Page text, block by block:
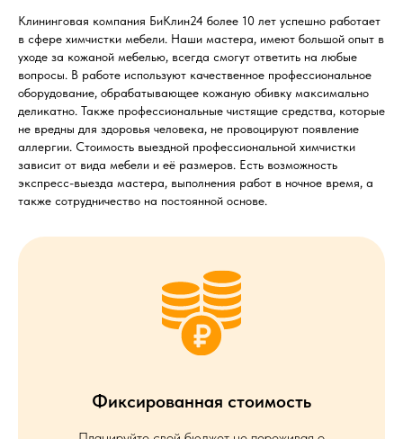
Клининговая компания БиКлин24 более 10 лет успешно работает
в сфере химчистки мебели. Наши мастера, имеют большой опыт в
уходе за кожаной мебелью, всегда смогут ответить на любые
вопросы. В работе используют качественное профессиональное
оборудование, обрабатывающее кожаную обивку максимально
деликатно. Также профессиональные чистящие средства, которые
не вредны для здоровья человека, не провоцируют появление
аллергии. Стоимость выездной профессиональной химчистки
зависит от вида мебели и её размеров. Есть возможность
экспресс-выезда мастера, выполнения работ в ночное время, а
также сотрудничество на постоянной основе.
Фиксированная стоимость